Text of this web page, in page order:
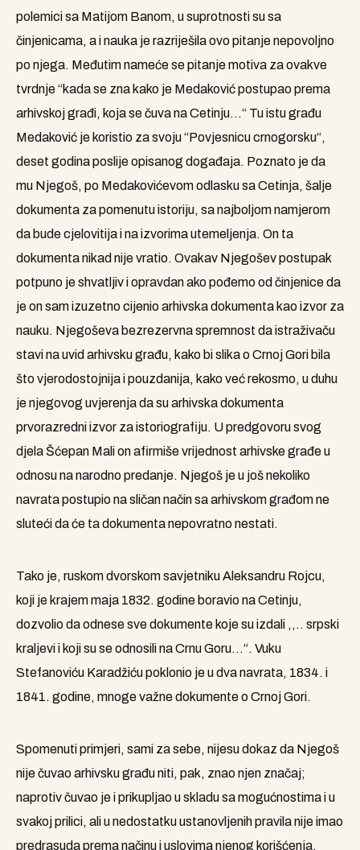
polemici sa Matijom Banom, u suprotnosti su sa
činjenicama, a i nauka je razriješila ovo pitanje nepovoljno
po njega. Međutim nameće se pitanje motiva za ovakve
tvrdnje “kada se zna kako je Medaković postupao prema
arhivskoj građi, koja se čuva na Cetinju…“ Tu istu građu
Medaković je koristio za svoju “Povjesnicu crnogorsku“,
deset godina poslije opisanog događaja. Poznato je da
mu Njegoš, po Medakovićevom odlasku sa Cetinja, šalje
dokumenta za pomenutu istoriju, sa najboljom namjerom
da bude cjelovitija i na izvorima utemeljenja. On ta
dokumenta nikad nije vratio. Ovakav Njegošev postupak
potpuno je shvatljiv i opravdan ako pođemo od činjenice da
je on sam izuzetno cijenio arhivska dokumenta kao izvor za
nauku. Njegoševa bezrezervna spremnost da istraživaču
stavi na uvid arhivsku građu, kako bi slika o Crnoj Gori bila
što vjerodostojnija i pouzdanija, kako već rekosmo, u duhu
je njegovog uvjerenja da su arhivska dokumenta
prvorazredni izvor za istoriografiju. U predgovoru svog
djela Šćepan Mali on afirmiše vrijednost arhivske građe u
odnosu na narodno predanje. Njegoš je u još nekoliko
navrata postupio na sličan način sa arhivskom građom ne
sluteći da će ta dokumenta nepovratno nestati.
Tako je, ruskom dvorskom savjetniku Aleksandru Rojcu,
koji je krajem maja 1832. godine boravio na Cetinju,
dozvolio da odnese sve dokumente koje su izdali ,,.. srpski
kraljevi i koji su se odnosili na Crnu Goru…“. Vuku
Stefanoviću Karadžiću poklonio je u dva navrata, 1834. i
1841. godine, mnoge važne dokumente o Crnoj Gori.
Spomenuti primjeri, sami za sebe, nijesu dokaz da Njegoš
nije čuvao arhivsku građu niti, pak, znao njen značaj;
naprotiv čuvao je i prikupljao u skladu sa mogućnostima i u
svakoj prilici, ali u nedostatku ustanovljenih pravila nije imao
predrasuda prema načinu i uslovima njenog korišćenja.